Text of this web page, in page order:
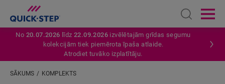
Open
No 20.07.2026 līdz22.09.2026 izvēlētajām grīdas segumu
kolekcijām tiek piemērota īpaša atlaide.
Atrodiet tuvāko izplatītāju.
SĀKUMS KOMPLEKTS